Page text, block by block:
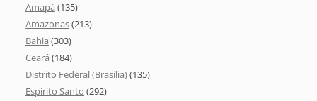
Amapá (135)
Amazonas(213)
Bahia (303)
Ceará (184)
Distrito Federal (Brasília)(135)
Espírito Santo (292)